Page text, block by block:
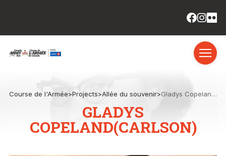
Course de l'Armée>Projects>Allée du souvenir> Gladys Copeland(Carlson)
GLADYS
COPELAND(CARLSON)